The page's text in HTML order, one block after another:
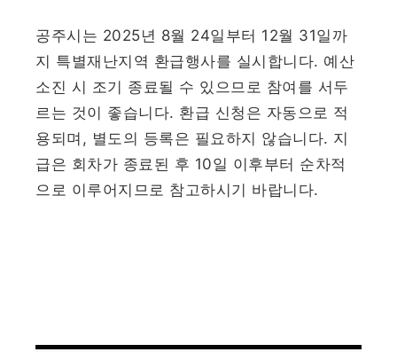
공주시는 2025년 8월 24일부터 12월 31일까
지 특별재난지역 환급행사를 실시합니다. 예산
소진 시 조기 종료될 수 있으므로 참여를 서두
르는 것이 좋습니다. 환급 신청은 자동으로 적
용되며, 별도의 등록은 필요하지 않습니다. 지
급은 회차가 종료된 후 10일 이후부터 순차적
으로 이루어지므로 참고하시기 바랍니다.